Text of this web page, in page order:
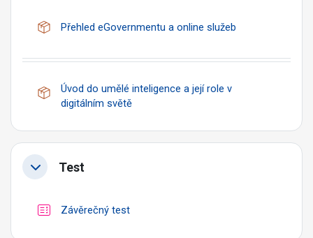
Přehled eGovernmentu a online služebBalíček SCORM
Úvod do umělé inteligence a její role v
digitálním světěBalíček SCORM
Test
Závěrečný test